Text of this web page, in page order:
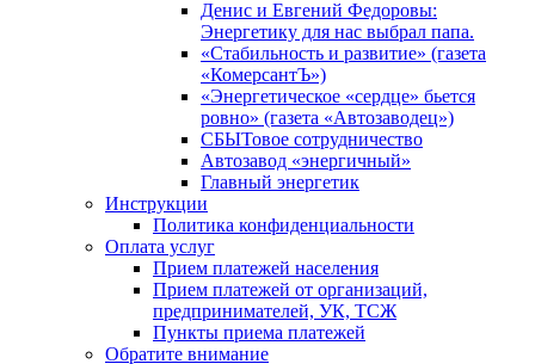
Денис и Евгений Федоровы:
Энергетику для нас выбрал папа.
«Стабильность и развитие» (газета
«КомерсантЪ»)
«Энергетическое «сердце» бьется
ровно» (газета «Автозаводец»)
СБЫТовое сотрудничество
Автозавод «энергичный»
Главный энергетик
Инструкции
Политика конфиденциальности
Оплата услуг
Прием платежей населения
Прием платежей от организаций,
предпринимателей, УК, ТСЖ
Пункты приема платежей
Обратите внимание